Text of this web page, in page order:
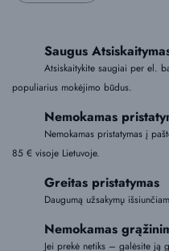
Saugus
Atsiskaitykite saugiai per el.
populiarius mokėjimo būdus.
Nemokamas
Nemokamas pristatymas į
85 € visoje Lietuvoje.
Greitas pristatymas
Daugumą užsakymų
Nemokamas
Jei prekė netiks – galėsite ją